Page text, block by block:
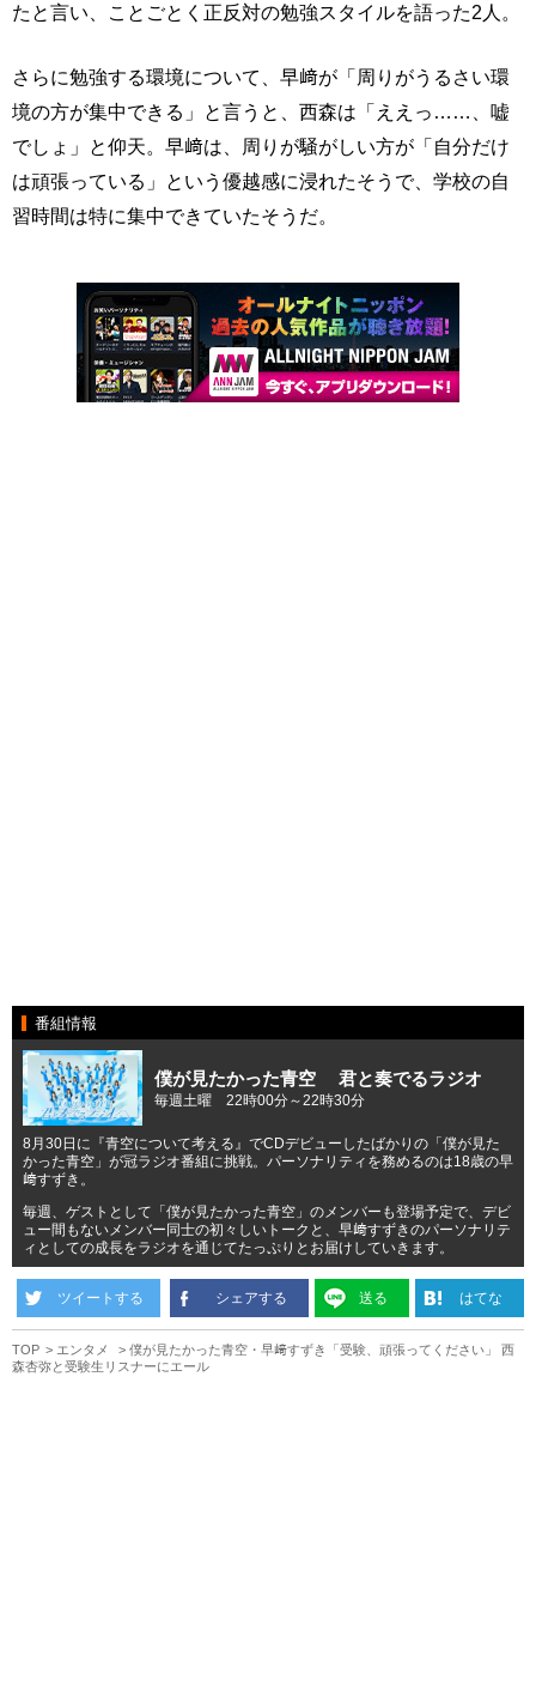
たと言い、ことごとく正反対の勉強スタイルを語った2人。
さらに勉強する環境について、早﨑が「周りがうるさい環
境の方が集中できる」と言うと、西森は「ええっ……、嘘
でしょ」と仰天。早﨑は、周りが騒がしい方が「自分だけ
は頑張っている」という優越感に浸れたそうで、学校の自
習時間は特に集中できていたそうだ。
番組情報
僕が見たかった青空 君と奏でるラジオ
毎週土曜 22時00分～22時30分
8月30日に『青空について考える』でCDデビューしたばかりの「僕が見た
かった青空」が冠ラジオ番組に挑戦。パーソナリティを務めるのは18歳の早
﨑すずき。
毎週、ゲストとして「僕が見たかった青空」のメンバーも登場予定で、デビ
ュー間もないメンバー同士の初々しいトークと、早﨑すずきのパーソナリテ
ィとしての成長をラジオを通じてたっぷりとお届けしていきます。
ツイートする シェアする 送る はてな
TOP エンタメ
僕が見たかった青空・早﨑すずき「受験、頑張ってください」 西
森杏弥と受験生リスナーにエール